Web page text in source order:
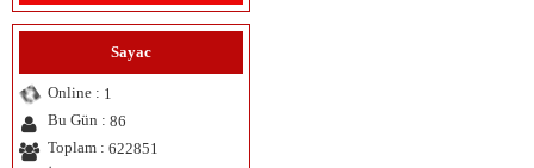
Sayac
Online : 1
Bu Gün : 86
Toplam : 622851